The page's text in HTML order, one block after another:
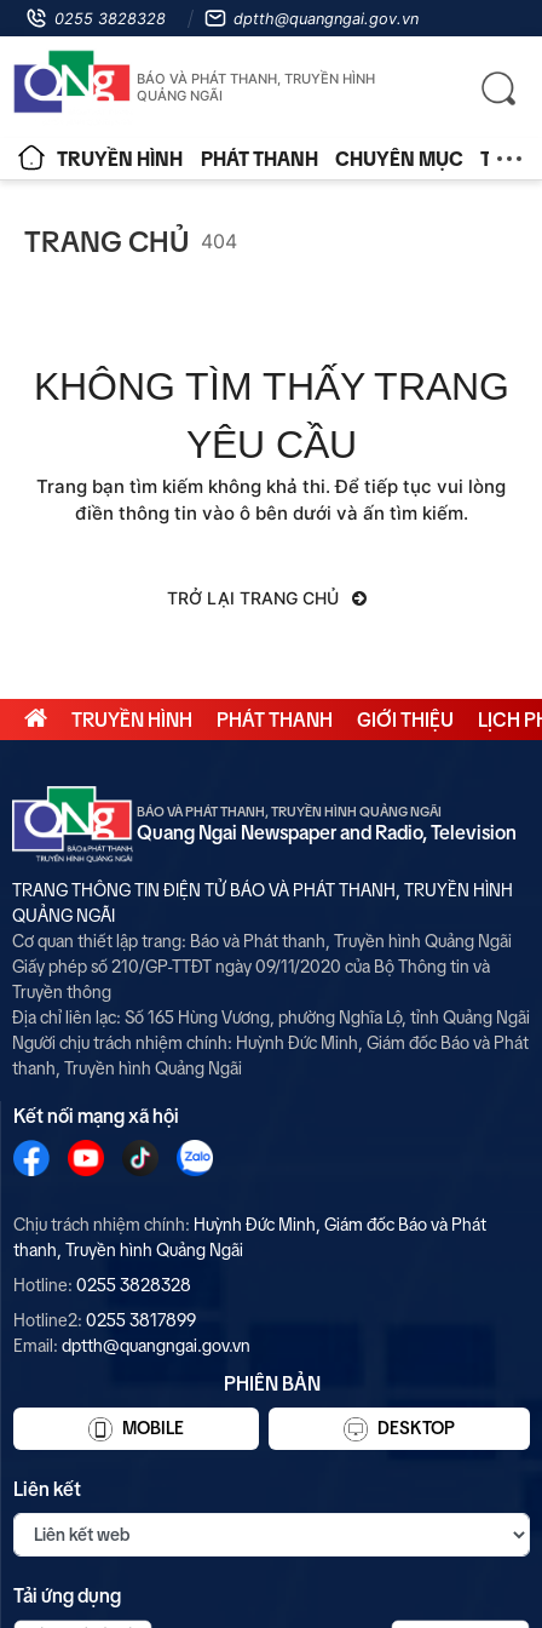
0255 3828328 dptth@quangngai.gov.vn
BÁO VÀ PHÁT THANH, TRUYỀN HÌNH
QUẢNG NGÃI
TRUYỀN HÌNH PHÁT THANH CHUYÊN MỤC TIN
TRANG CHỦ 404
KHÔNG TÌM THẤY TRANG
YÊU CẦU
Trang bạn tìm kiếm không khả thi. Để tiếp tục vui lòng
điền thông tin vào ô bên dưới và ấn tìm kiếm.
TRỞ LẠI TRANG CHỦ
TRUYỀN HÌNH PHÁT THANH GIỚI THIỆU LỊCH
BÁO VÀ PHÁT THANH, TRUYỀN HÌNH QUẢNG NGÃI
Quang Ngai Newspaper and Radio, Television
TRANG THÔNG TIN ĐIỆN TỬ BÁO VÀ PHÁT THANH, TRUYỀN HÌNH
QUẢNG NGÃI
Cơ quan thiết lập trang: Báo và Phát thanh, Truyền hình Quảng Ngãi
Giấy phép số 210/GP-TTĐT ngày 09/11/2020 của Bộ Thông tin và
Truyền thông
Địa chỉ liên lạc: Số 165 Hùng Vương, phường Nghĩa Lộ, tỉnh Quảng Ngãi
Người chịu trách nhiệm chính: Huỳnh Đức Minh, Giám đốc Báo và Phát
thanh, Truyền hình Quảng Ngãi
Kết nối mạng xã hội
Chịu trách nhiệm chính: Huỳnh Đức Minh, Giám đốc Báo và Phát
thanh, Truyền hình Quảng Ngãi
Hotline: 0255 3828328
Hotline2: 0255 3817899
Email: dptth@quangngai.gov.vn
PHIÊN BẢN
MOBILE DESKTOP
Liên kết
Tải ứng dụng